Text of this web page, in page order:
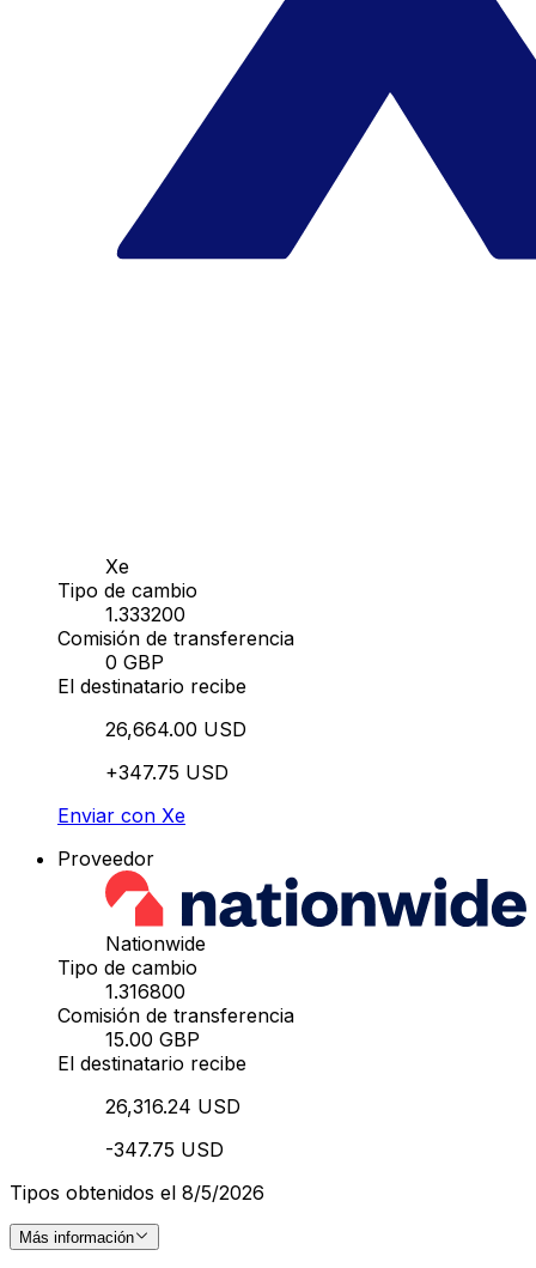
Xe
Tipo de cambio
1.333200
Comisión de transferencia
0 GBP
El destinatario recibe
26,664.00 USD
+347.75 USD
Enviar con Xe
Proveedor
Nationwide
Tipo de cambio
1.316800
Comisión de transferencia
15.00 GBP
El destinatario recibe
26,316.24 USD
-347.75 USD
Tipos obtenidos el 8/5/2026
Más información